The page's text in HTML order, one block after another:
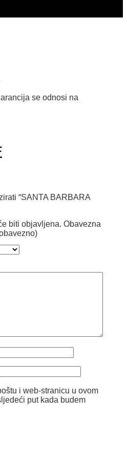
se odnosi na
“SANTA BARBARA
biti objavljena. Obavezna
i web-stranicu u ovom
put kada budem